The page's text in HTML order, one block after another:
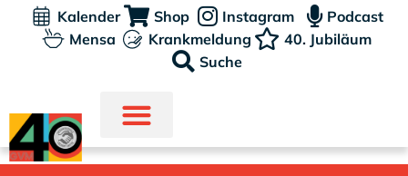
Kalender Shop Instagram
Podcast
Mensa
Krankmeldung
40. Jubiläum
Suche